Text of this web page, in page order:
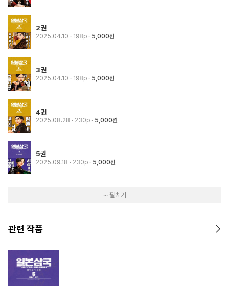
2권
2025.04.10 · 198p 5,000원
3권
2025.04.10 · 198p 5,000원
4권
2025.08.28 · 230p 5,000원
5권
2025.09.18 · 230p 5,000원
··· 펼치기
관련 작품